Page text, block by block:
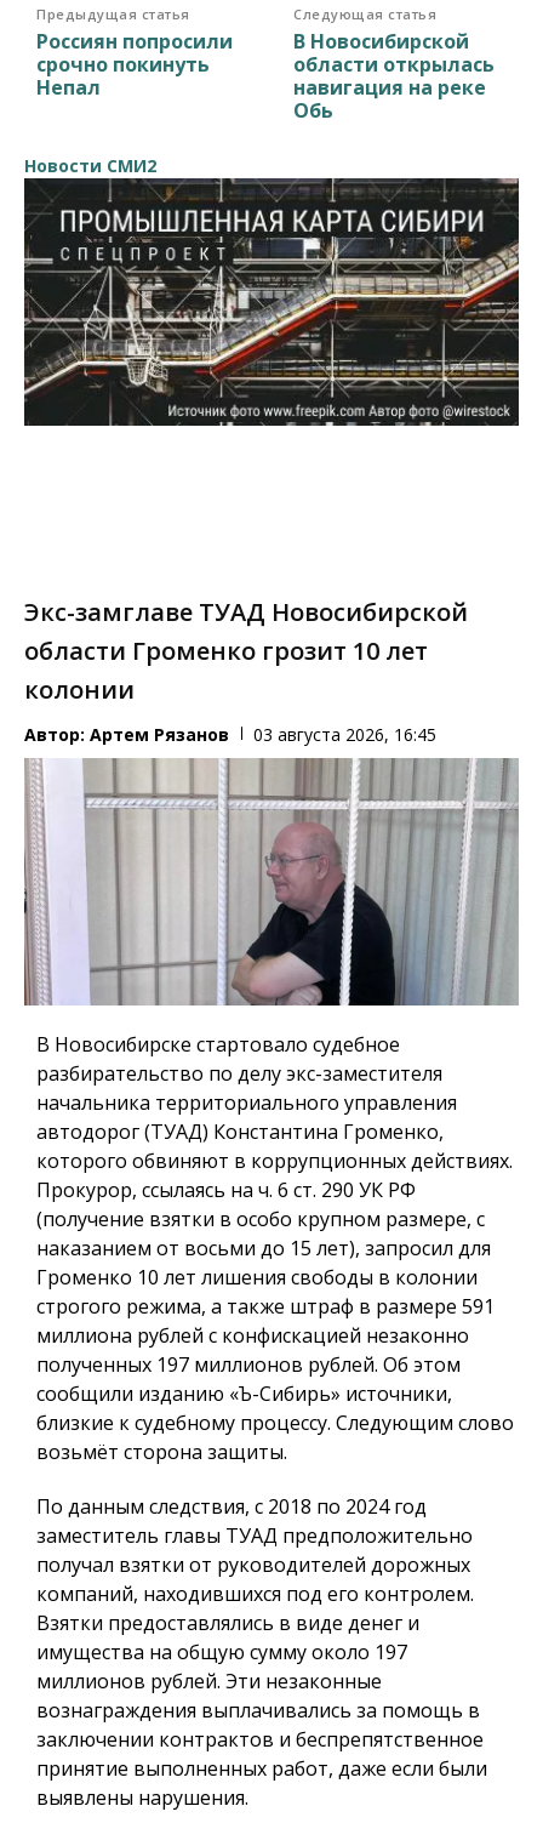
Предыдущая статья
Россиян попросили
срочно покинуть
Непал
Следующая статья
В Новосибирской
области открылась
навигация на реке
Обь
Новости СМИ2
Экс-замглаве ТУАД Новосибирской
области Громенко грозит 10 лет
колонии
Автор: Артем Рязанов 03 августа 2026, 16:45
В Новосибирске стартовало судебное
разбирательство по делу экс-заместителя
начальника территориального управления
автодорог (ТУАД) Константина Громенко,
которого обвиняют в коррупционных действиях.
Прокурор, ссылаясь на ч. 6 ст. 290 УК РФ
(получение взятки в особо крупном размере, с
наказанием от восьми до 15 лет), запросил для
Громенко 10 лет лишения свободы в колонии
строгого режима, а также штраф в размере 591
миллиона рублей с конфискацией незаконно
полученных 197 миллионов рублей. Об этом
сообщили изданию «Ъ-Сибирь» источники,
близкие к судебному процессу. Следующим слово
возьмёт сторона защиты.
По данным следствия, с 2018 по 2024 год
заместитель главы ТУАД предположительно
получал взятки от руководителей дорожных
компаний, находившихся под его контролем.
Взятки предоставлялись в виде денег и
имущества на общую сумму около 197
миллионов рублей. Эти незаконные
вознаграждения выплачивались за помощь в
заключении контрактов и беспрепятственное
принятие выполненных работ, даже если были
выявлены нарушения.